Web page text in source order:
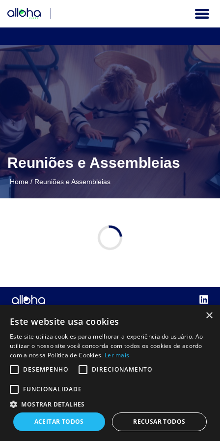
A COMPANHIA
GOVERNANÇA CORPORATIVA
INFORMAÇÕES FINANCEIRAS
SERVIÇOS AOS INVESTIDORES
Institucional
PT
Reuniões e Assembleias
Home / Reuniões e Assembleias
×
Este website usa cookies
Este site utiliza cookies para melhorar a experiência do usuário. Ao
utilizar o nosso site você concorda com todos os cookies de acordo
com a nossa Política de Cookies. Ler mais
DESEMPENHO
DIRECIONAMENTO
FUNCIONALIDADE
MOSTRAR DETALHES
ACEITAR TODOS RECUSAR TODOS